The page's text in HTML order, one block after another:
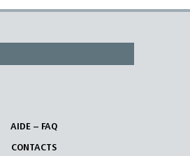
AIDE – FAQ
CONTACTS